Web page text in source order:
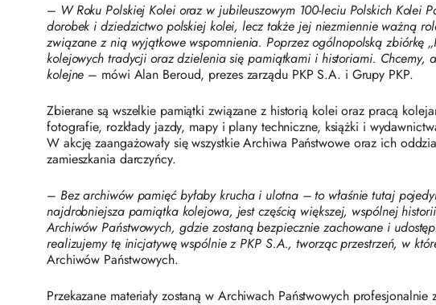
– W Roku Polskiej Kolei oraz w jubileuszowym 100-leciu Polskich Kolei
dorobek i dziedzictwo polskiej kolei, lecz także jej niezmiennie ważną
związane z nią wyjątkowe wspomnienia. Poprzez ogólnopolską zbiórkę
kolejowych tradycji oraz dzielenia się pamiątkami i historiami. Chcemy,
kolejne – mówi Alan Beroud, prezes zarządu PKP S.A. i Grupy PKP.
Zbierane są wszelkie pamiątki związane z historią kolei oraz pracą
fotografie, rozkłady jazdy, mapy i plany techniczne, książki i
W akcję zaangażowały się wszystkie Archiwa Państwowe oraz ich
zamieszkania darczyńcy.
– Bez archiwów pamięć byłaby krucha i ulotna – to właśnie tutaj
najdrobniejsza pamiątka kolejowa, jest częścią większej, wspólnej
Archiwów Państwowych, gdzie zostaną bezpiecznie zachowane i
realizujemy tę inicjatywę wspólnie z PKP S.A., tworząc przestrzeń, w
Archiwów Państwowych.
Przekazane materiały zostaną w Archiwach Państwowych